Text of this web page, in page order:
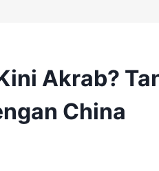
Akrab?
China